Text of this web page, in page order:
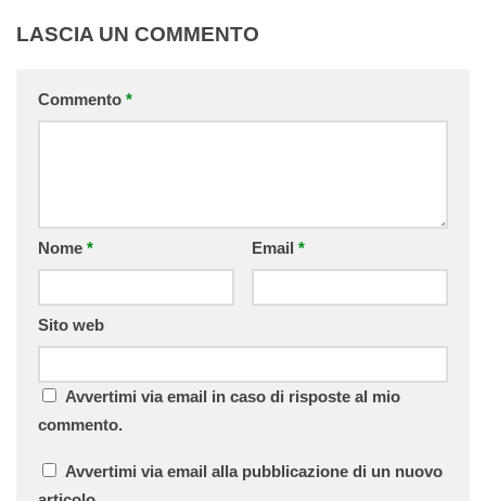
LASCIA UN COMMENTO
Commento *
Nome * Email *
Sito web
Avvertimi via email in caso di risposte al mio
commento.
Avvertimi via email alla pubblicazione di un nuovo